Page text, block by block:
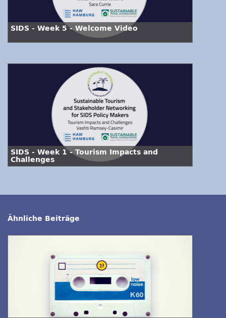
SIDS - Week 5 - Welcome Video
SIDS - Week 1 - Tourism Impacts and
Challenges
Ähnliche Beiträge